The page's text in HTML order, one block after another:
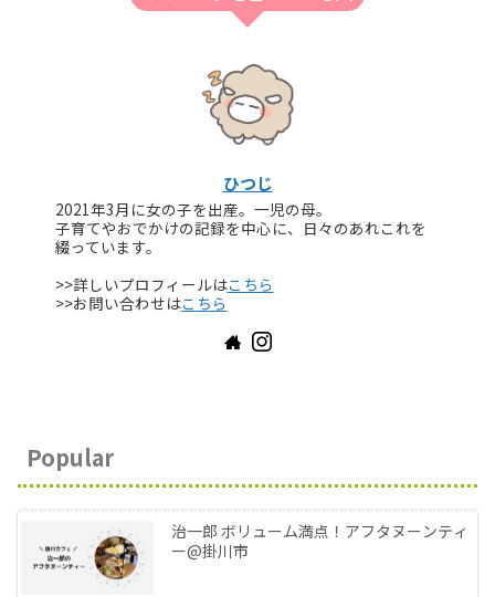
ひつじ
2021年3月に女の子を出産。一児の母。
子育てやおでかけの記録を中心に、日々のあれこれを
綴っています。
>>詳しいプロフィールはこちら
>>お問い合わせはこちら
Popular
治一郎 ボリューム満点！アフタヌーンティ
ー@掛川市